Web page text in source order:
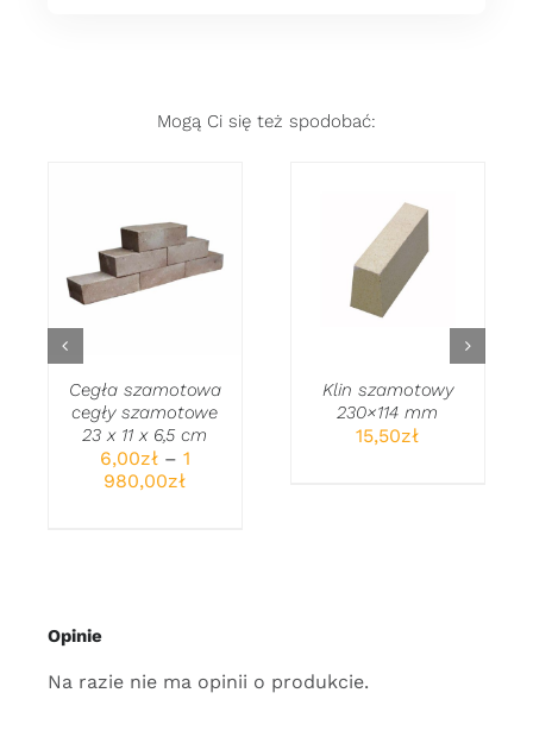
Mogą Ci się też spodobać:
WYBIERZ OPCJE
TEN
PRODUKT
MOŻNA
WYBRAĆ
NA
STRONIE
PRODUKTU
/
SZCZEGÓŁY
Cegła szamotowa
cegły szamotowe
23 x 11 x 6,5 cm
6,00zł – 1
980,00złZakres
DODAJ DO
KOSZYKA
SZCZEGÓŁY
Klin szamotowy
230×114 mm
15,50zł
Opinie
Na razie nie ma opinii o produkcie.